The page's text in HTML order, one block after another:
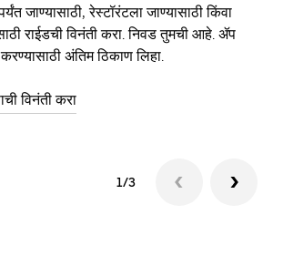
जाण्यासाठी, रेस्टॉरंटला जाण्यासाठी किंवा
राईडची विनंती करा. निवड तुमची आहे. ॲप
अंतिम ठिकाण लिहा.
विनंती करा
1/3